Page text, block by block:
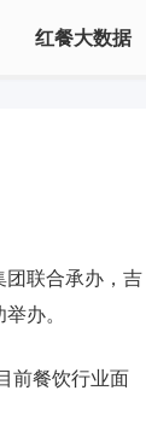
红餐大数据
团联合承办，吉
办。
前餐饮行业面